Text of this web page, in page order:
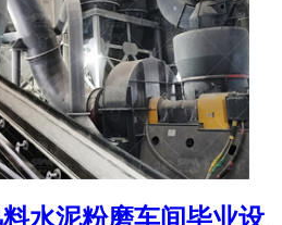
料水泥粉磨车间毕业设